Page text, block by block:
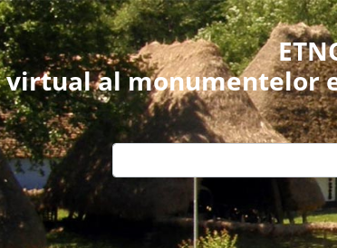
virtual al monumentelor